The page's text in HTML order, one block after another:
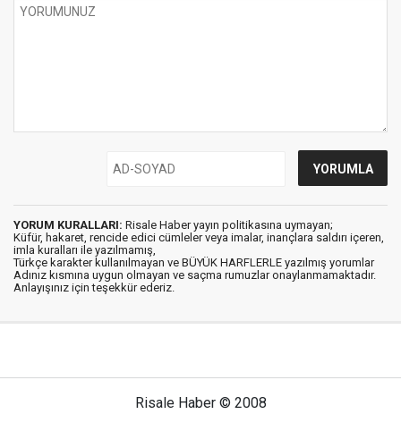
YORUM KURALLARI: Risale Haber yayın politikasına uymayan;
Küfür, hakaret, rencide edici cümleler veya imalar, inançlara saldırı içeren,
imla kuralları ile yazılmamış,
Türkçe karakter kullanılmayan ve BÜYÜK HARFLERLE yazılmış yorumlar
Adınız kısmına uygun olmayan ve saçma rumuzlar onaylanmamaktadır.
Anlayışınız için teşekkür ederiz.
Risale Haber © 2008